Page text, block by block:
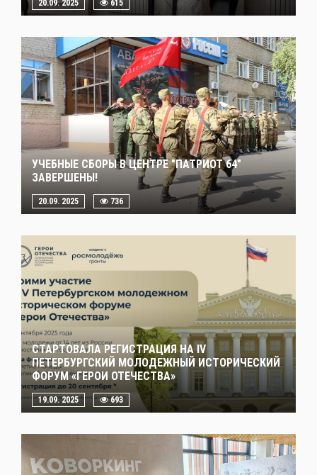
20.09. 2025 615
УЧЕБНЫЕ СБОРЫ В ЦЕНТРЕ "ПАТРИОТ 64"
ЗАВЕРШЕНЫ!
20.09. 2025 736
СТАРТОВАЛА РЕГИСТРАЦИЯ НА IV
ПЕТЕРБУРГСКИЙ МОЛОДЕЖНЫЙ ИСТОРИЧЕСКИЙ
ФОРУМ «ГЕРОИ ОТЕЧЕСТВА»
19.09. 2025 693